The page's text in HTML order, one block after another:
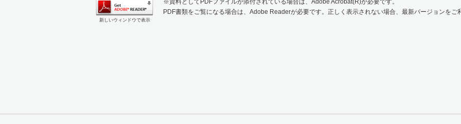
新しいウィンドウで表示
※資料としてPDFファイルが添付されている場合は、Adobe Acrobat(R)が必要です。
PDF書類をご覧になる場合は、Adobe Readerが必要です。正しく表示されない場合、最新バージョンをご